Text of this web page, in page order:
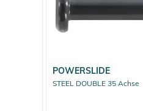
POWERSLIDE
STEEL DOUBLE 35 Achse